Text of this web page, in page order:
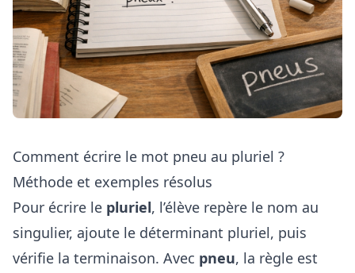
Comment écrire le mot pneu au pluriel ?
Méthode et exemples résolus
Pour écrire le pluriel, l’élève repère le nom au
singulier, ajoute le déterminant pluriel, puis
vérifie la terminaison. Avec pneu, la règle est